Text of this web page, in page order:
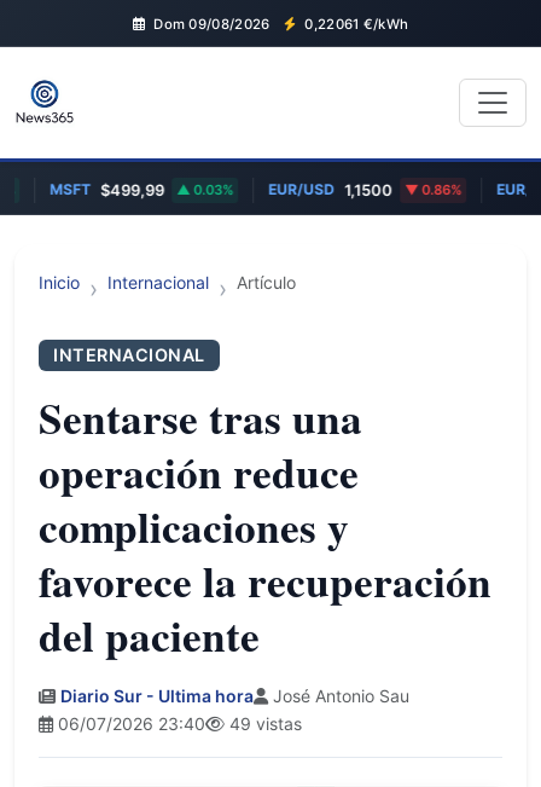
Dom 09/08/2026 0,22061 €/kWh
MSFT $499,99 0.03% EUR/USD 1,1500 0.86% EUR/
Inicio Internacional Artículo
INTERNACIONAL
Sentarse tras una
operación reduce
complicaciones y
favorece la recuperación
del paciente
Diario Sur - Ultima hora
José Antonio Sau
06/07/2026 23:40
49 vistas